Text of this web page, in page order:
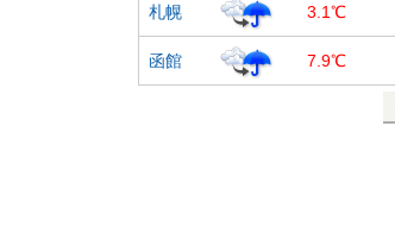
札幌 3.1℃
函館 7.9℃